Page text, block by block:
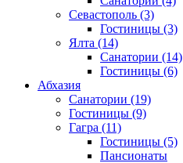
Севастополь (3)
Гостиницы (3)
Ялта (14)
Санатории (14)
Гостиницы (6)
Абхазия
Санатории (19)
Гостиницы (9)
Гагра (11)
Гостиницы (5)
Пансионаты